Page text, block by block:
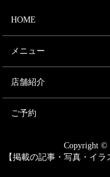
HOME
メニュー
店舗紹介
ご予約
Copyright ©
【掲載の記事・写真・イ